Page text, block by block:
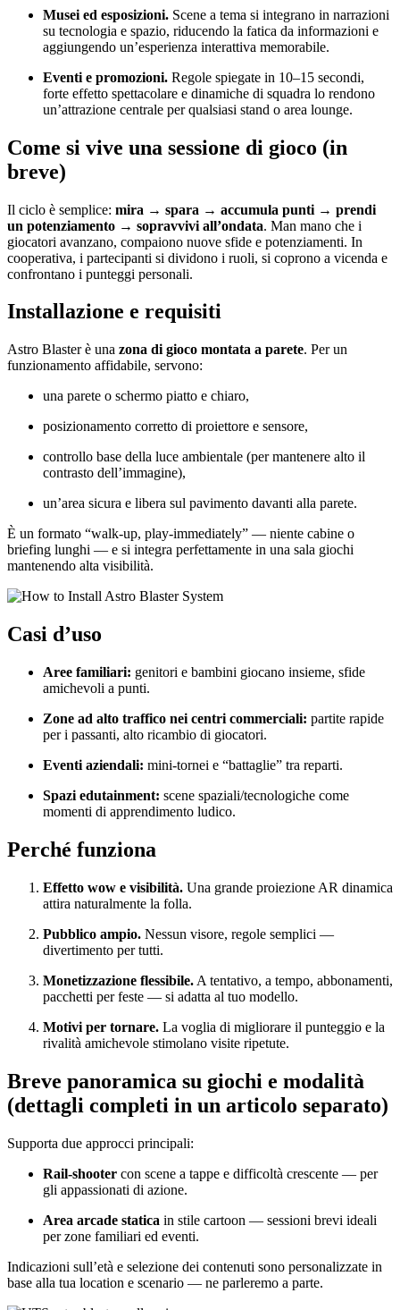
Musei ed esposizioni. Scene a tema si integrano in narrazioni
su tecnologia e spazio, riducendo la fatica da informazioni e
aggiungendo un’esperienza interattiva memorabile.
Eventi e promozioni. Regole spiegate in 10–15 secondi,
forte effetto spettacolare e dinamiche di squadra lo rendono
un’attrazione centrale per qualsiasi stand o area lounge.
Come si vive una sessione di gioco (in
breve)
Il ciclo è semplice: mira → spara → accumula punti → prendi
un potenziamento → sopravvivi all’ondata. Man mano che i
giocatori avanzano, compaiono nuove sfide e potenziamenti. In
cooperativa, i partecipanti si dividono i ruoli, si coprono a vicenda e
confrontano i punteggi personali.
Installazione e requisiti
Astro Blaster è una zona di gioco montata a parete. Per un
funzionamento affidabile, servono:
una parete o schermo piatto e chiaro,
posizionamento corretto di proiettore e sensore,
controllo base della luce ambientale (per mantenere alto il
contrasto dell’immagine),
un’area sicura e libera sul pavimento davanti alla parete.
È un formato “walk-up, play-immediately” — niente cabine o
briefing lunghi — e si integra perfettamente in una sala giochi
mantenendo alta visibilità.
Casi d’uso
Aree familiari: genitori e bambini giocano insieme, sfide
amichevoli a punti.
Zone ad alto traffico nei centri commerciali: partite rapide
per i passanti, alto ricambio di giocatori.
Eventi aziendali: mini-tornei e “battaglie” tra reparti.
Spazi edutainment: scene spaziali/tecnologiche come
momenti di apprendimento ludico.
Perché funziona
Effetto wow e visibilità. Una grande proiezione AR dinamica
attira naturalmente la folla.
Pubblico ampio. Nessun visore, regole semplici —
divertimento per tutti.
Monetizzazione flessibile. A tentativo, a tempo, abbonamenti,
pacchetti per feste — si adatta al tuo modello.
Motivi per tornare. La voglia di migliorare il punteggio e la
rivalità amichevole stimolano visite ripetute.
Breve panoramica su giochi e modalità
(dettagli completi in un articolo separato)
Supporta due approcci principali:
Rail-shooter con scene a tappe e difficoltà crescente — per
gli appassionati di azione.
Area arcade statica in stile cartoon — sessioni brevi ideali
per zone familiari ed eventi.
Indicazioni sull’età e selezione dei contenuti sono personalizzate in
base alla tua location e scenario — ne parleremo a parte.